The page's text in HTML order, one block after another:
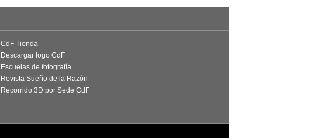
CdF Tienda
Descargar logo CdF
Escuelas de fotografía
Revista Sueño de la Razón
Recorrido 3D por Sede CdF